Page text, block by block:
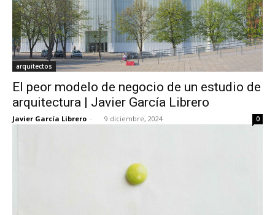
arquitectos
El peor modelo de negocio de un estudio de
arquitectura | Javier García Librero
Javier García Librero - 9 diciembre, 2024 0